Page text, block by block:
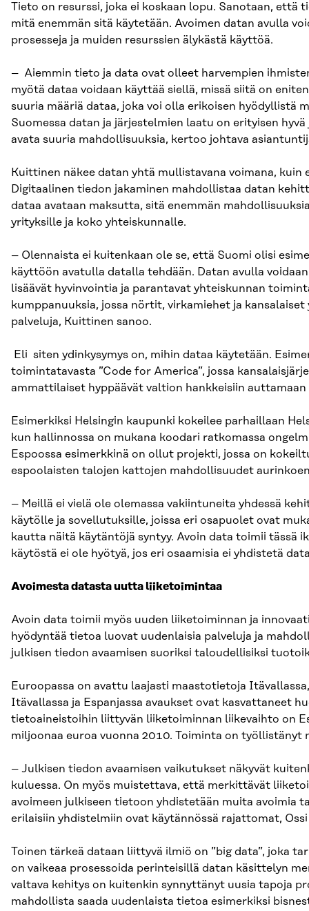
Tieto on resurssi, joka ei koskaan lopu. Sanotaan, että
mitä enemmän sitä käytetään. Avoimen datan avulla
prosesseja ja muiden resurssien älykästä käyttöä.
– Aiemmin tieto ja data ovat olleet harvempien
myötä dataa voidaan käyttää siellä, missä siitä on
suuria määriä dataa, joka voi olla erikoisen hyödyllistä
Suomessa datan ja järjestelmien laatu on erityisen
avata suuria mahdollisuuksia, kertoo johtava
Kuittinen näkee datan yhtä mullistavana voimana, kuin
Digitaalinen tiedon jakaminen mahdollistaa datan
dataa avataan maksutta, sitä enemmän
yrityksille ja koko yhteiskunnalle.
– Olennaista ei kuitenkaan ole se, että Suomi olisi
käyttöön avatulla datalla tehdään. Datan avulla
lisäävät hyvinvointia ja parantavat yhteiskunnan
kumppanuuksia, jossa nörtit, virkamiehet ja
palveluja, Kuittinen sanoo.
Eli siten ydinkysymys on, mihin dataa käytetään.
toimintatavasta ”Code for America”, jossa
ammattilaiset hyppäävät valtion hankkeisiin
Esimerkiksi Helsingin kaupunki kokeilee parhaillaan
kun hallinnossa on mukana koodari ratkomassa
Espoossa esimerkkinä on ollut projekti, jossa on
espoolaisten talojen kattojen mahdollisuudet
– Meillä ei vielä ole olemassa vakiintuneita yhdessä
käytölle ja sovellutuksille, joissa eri osapuolet ovat
kautta näitä käytäntöjä syntyy. Avoin data toimii tässä
käytöstä ei ole hyötyä, jos eri osaamisia ei yhdistetä
Avoimesta datasta uutta liiketoimintaa
Avoin data toimii myös uuden liiketoiminnan ja
hyödyntää tietoa luovat uudenlaisia palveluja ja
julkisen tiedon avaamisen suoriksi taloudellisiksi
Euroopassa on avattu laajasti maastotietoja
Itävallassa ja Espanjassa avaukset ovat kasvattaneet
tietoaineistoihin liittyvän liiketoiminnan liikevaihto on
miljoonaa euroa vuonna 2010. Toiminta on työllistänyt
– Julkisen tiedon avaamisen vaikutukset näkyvät
kuluessa. On myös muistettava, että merkittävät
avoimeen julkiseen tietoon yhdistetään muita avoimia
erilaisiin yhdistelmiin ovat käytännössä rajattomat,
Toinen tärkeä dataan liittyvä ilmiö on ”big data”, joka
on vaikeaa prosessoida perinteisillä datan käsittelyn
valtava kehitys on kuitenkin synnyttänyt uusia tapoja
mahdollista saada uudenlaista tietoa esimerkiksi